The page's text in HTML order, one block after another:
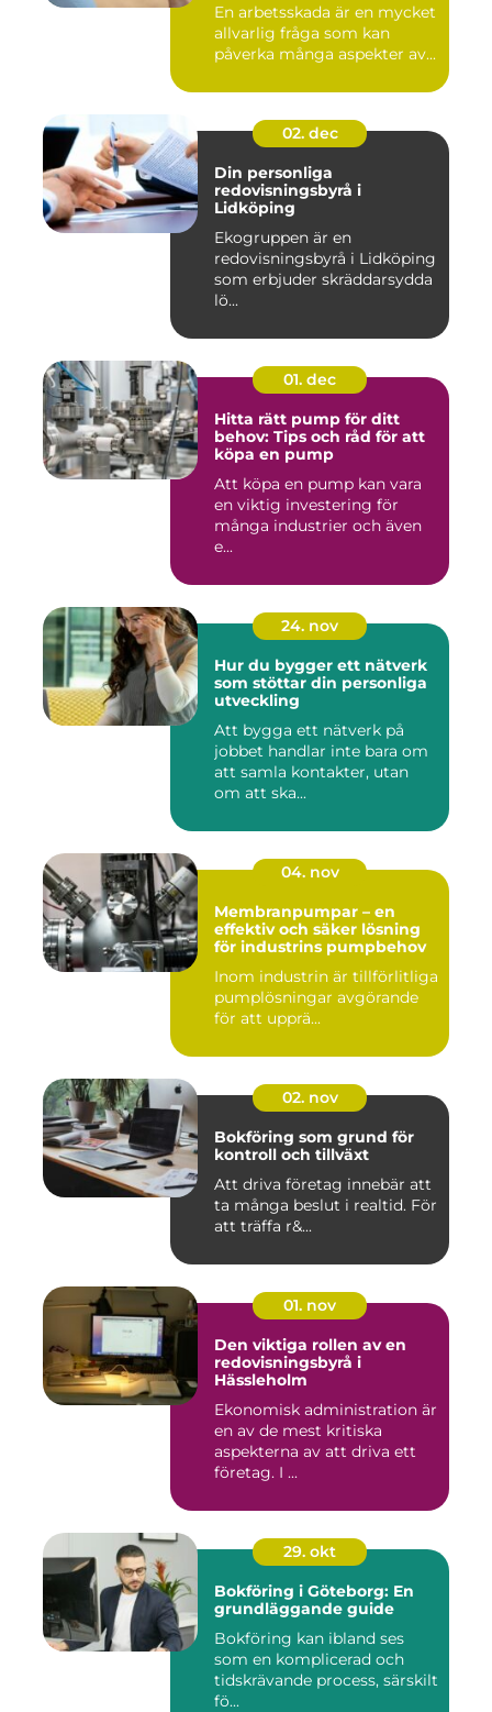
En arbetsskada är en mycket
allvarlig fråga som kan
påverka många aspekter av...
02. dec
Din personliga
redovisningsbyrå i
Lidköping
Ekogruppen är en
redovisningsbyrå i Lidköping
som erbjuder skräddarsydda
lö...
01. dec
Hitta rätt pump för ditt
behov: Tips och råd för att
köpa en pump
Att köpa en pump kan vara
en viktig investering för
många industrier och även
e...
24. nov
Hur du bygger ett nätverk
som stöttar din personliga
utveckling
Att bygga ett nätverk på
jobbet handlar inte bara om
att samla kontakter, utan
om att ska...
04. nov
Membranpumpar – en
effektiv och säker lösning
för industrins pumpbehov
Inom industrin är tillförlitliga
pumplösningar avgörande
för att upprä...
02. nov
Bokföring som grund för
kontroll och tillväxt
Att driva företag innebär att
ta många beslut i realtid. För
att träffa r&...
01. nov
Den viktiga rollen av en
redovisningsbyrå i
Hässleholm
Ekonomisk administration är
en av de mest kritiska
aspekterna av att driva ett
företag. I ...
29. okt
Bokföring i Göteborg: En
grundläggande guide
Bokföring kan ibland ses
som en komplicerad och
tidskrävande process, särskilt
fö...